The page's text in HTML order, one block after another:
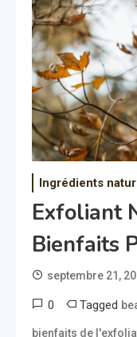
Ingrédients
Exfoliant
Bienfaits
septembre 21,
0 Tagged
bienfaits de